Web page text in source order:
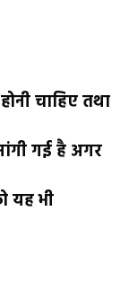
चाहिए तथा
गई है अगर
यह भी